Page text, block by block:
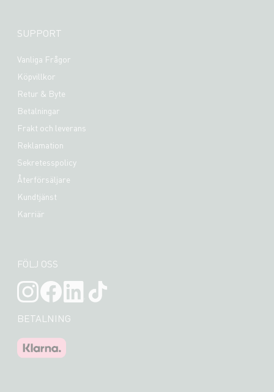
SUPPORT
Vanliga Frågor
Köpvillkor
Retur & Byte
Betalningar
Frakt och leverans
Reklamation
Sekretesspolicy
Återförsäljare
Kundtjänst
Karriär
FÖLJ OSS
BETALNING